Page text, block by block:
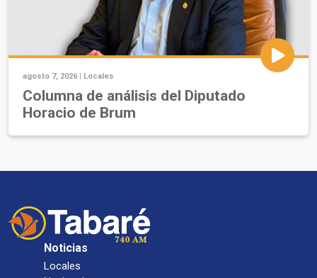
agosto 7, 2026 | Locales
Columna de análisis del Diputado
Horacio de Brum
Noticias
Locales